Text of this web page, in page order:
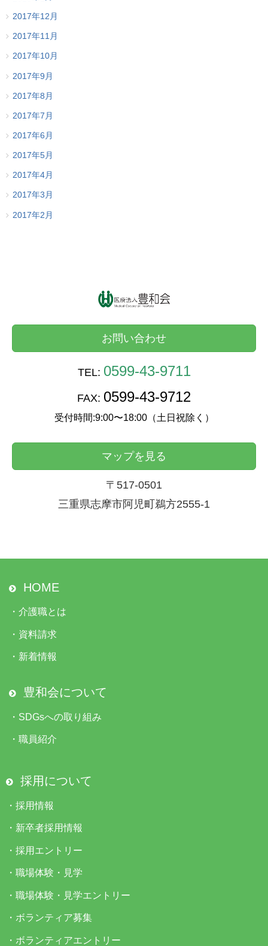
2017年12月
2017年11月
2017年10月
2017年9月
2017年8月
2017年7月
2017年6月
2017年5月
2017年4月
2017年3月
2017年2月
お問い合わせ
TEL: 0599-43-9711
FAX: 0599-43-9712
受付時間:9:00〜18:00（土日祝除く）
マップを見る
〒517-0501
三重県志摩市阿児町鵜方2555-1
HOME
・ 介護職とは
・ 資料請求
・ 新着情報
豊和会について
・ SDGsへの取り組み
・ 職員紹介
採用について
・ 採用情報
・ 新卒者採用情報
・ 採用エントリー
・ 職場体験・見学
・ 職場体験・見学エントリー
・ ボランティア募集
・ ボランティアエントリー